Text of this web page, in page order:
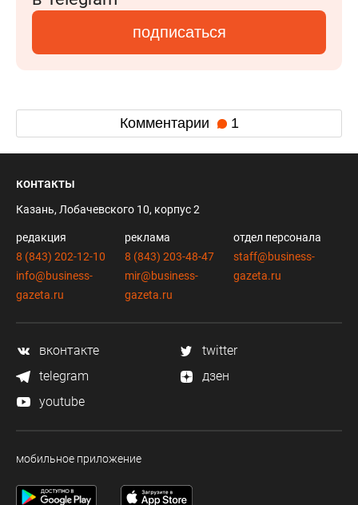
подписаться
Комментарии 1
контакты
Казань, Лобачевского 10, корпус 2
редакция
8 (843) 202-12-10
info@business-
gazeta.ru
реклама
8 (843) 203-48-47
mir@business-
gazeta.ru
отдел персонала
staff@business-
gazeta.ru
вконтакте
twitter
telegram
дзен
youtube
мобильное приложение